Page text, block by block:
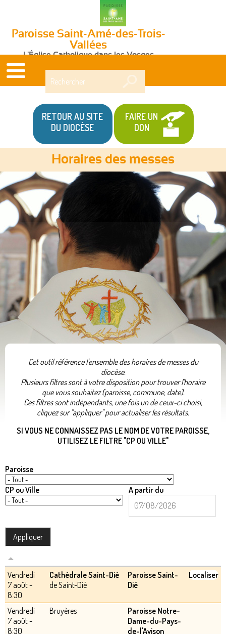
Paroisse Saint-Amé-des-Trois-
Vallées
L'Église Catholique dans les Vosges
RETOUR AU SITE
DU DIOCÈSE
FAIRE UN
DON
Horaires des messes
Cet outil référence l'ensemble des horaires de messes du
diocèse.
Plusieurs filtres sont à votre disposition pour trouver l'horaire
que vous souhaitez (paroisse, commune, date).
Ces filtres sont indépendants, une fois un de ceux-ci choisi,
cliquez sur "appliquer" pour actualiser les résultats.
SI VOUS NE CONNAISSEZ PAS LE NOM DE VOTRE PAROISSE,
UTILISEZ LE FILTRE "CP OU VILLE"
Paroisse
CP ou Ville
A partir du
partir
du
Vendredi
7 août -
8:30
Cathédrale Saint-Dié
de Saint-Dié
Paroisse Saint-
Dié
Localiser
Vendredi
7 août -
8:30
Bruyères
Paroisse Notre-
Dame-du-Pays-
de-l'Avison